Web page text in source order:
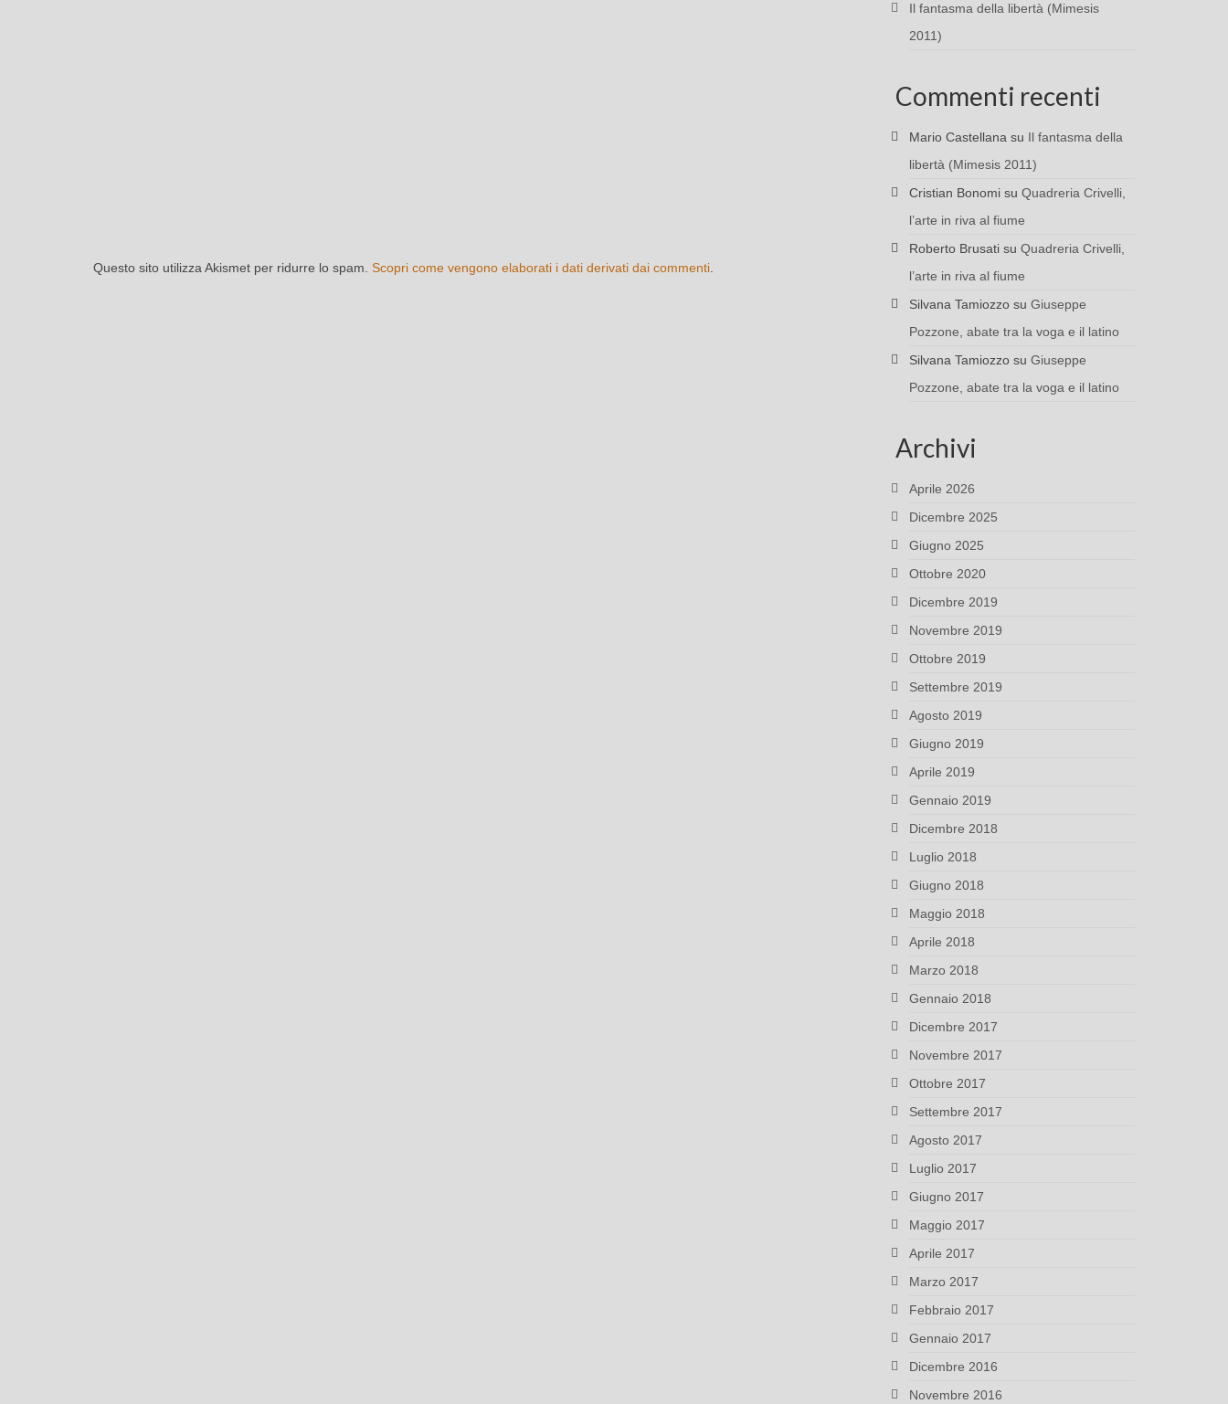
Questo sito utilizza Akismet per ridurre lo spam. Scopri come vengono elaborati i dati derivati dai commenti
Il fantasma della libertà (Mimesis
2011)
Commenti recenti
Mario Castellana su Il fantasma della
libertà (Mimesis 2011)
Cristian Bonomisu Quadreria Crivelli,
l’arte in riva al fiume
Roberto Brusatisu Quadreria Crivelli,
l’arte in riva al fiume
Silvana Tamiozzosu Giuseppe
Pozzone, abate tra la voga e il latino
Silvana Tamiozzosu Giuseppe
Pozzone, abate tra la voga e il latino
Archivi
Aprile 2026
Dicembre 2025
Giugno 2025
Ottobre 2020
Dicembre 2019
Novembre 2019
Ottobre 2019
Settembre 2019
Agosto 2019
Giugno 2019
Aprile 2019
Gennaio 2019
Dicembre 2018
Luglio 2018
Giugno 2018
Maggio 2018
Aprile 2018
Marzo 2018
Gennaio 2018
Dicembre 2017
Novembre 2017
Ottobre 2017
Settembre 2017
Agosto 2017
Luglio 2017
Giugno 2017
Maggio 2017
Aprile 2017
Marzo 2017
Febbraio 2017
Gennaio 2017
Dicembre 2016
Novembre 2016